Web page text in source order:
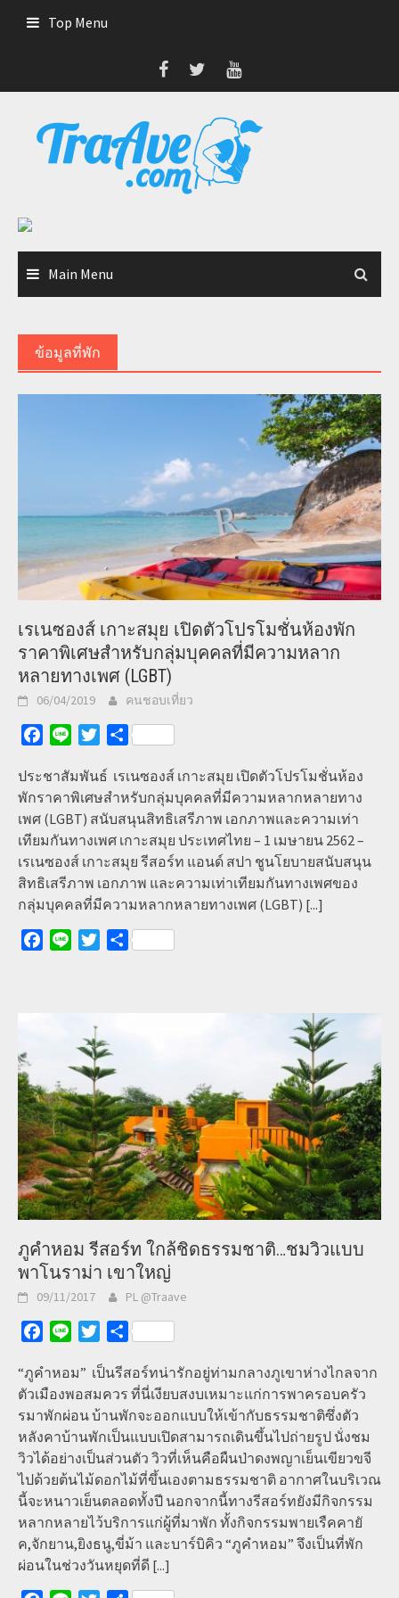
Top Menu
Main Menu
ข้อมูลที่พัก
เรเนซองส์ เกาะสมุย เปิดตัวโปรโมชั่นห้องพัก
ราคาพิเศษสำหรับกลุ่มบุคคลที่มีความหลาก
หลายทางเพศ (LGBT)
06/04/2019 คนชอบเที่ยว
Facebook
Line TwitterShare
ประชาสัมพันธ์ เรเนซองส์ เกาะสมุย เปิดตัวโปรโมชั่นห้อง
พักราคาพิเศษสำหรับกลุ่มบุคคลที่มีความหลากหลายทาง
เพศ (LGBT) สนับสนุนสิทธิเสรีภาพ เอกภาพและความเท่า
เทียมกันทางเพศ เกาะสมุย ประเทศไทย – 1 เมษายน 2562 –
เรเนซองส์ เกาะสมุย รีสอร์ท แอนด์ สปา ชูนโยบายสนับสนุน
สิทธิเสรีภาพ เอกภาพ และความเท่าเทียมกันทางเพศของ
กลุ่มบุคคลที่มีความหลากหลายทางเพศ (LGBT) [...]
Facebook
Line TwitterShare
ภูคำหอม รีสอร์ท ใกล้ชิดธรรมชาติ…ชมวิวแบบ
พาโนราม่า เขาใหญ่
09/11/2017 PL @Traave
Facebook
Line TwitterShare
“ภูคำหอม” เป็นรีสอร์ทน่ารักอยู่ท่ามกลางภูเขาห่างไกลจาก
ตัวเมืองพอสมควร ที่นี่เงียบสงบเหมาะแก่การพาครอบครัว
รมาพักผ่อน บ้านพักจะออกแบบให้เข้ากับธรรมชาติซึ่งตัว
หลังคาบ้านพักเป็นแบบเปิดสามารถเดินขึ้นไปถ่ายรูป นั่งชม
วิวได้อย่างเป็นส่วนตัว วิวที่เห็นคือผืนป่าดงพญาเย็นเขียวขจี
ไปด้วยต้นไม้ดอกไม้ที่ขึ้นเองตามธรรมชาติ อากาศในบริเวณ
นี้จะหนาวเย็นตลอดทั้งปี นอกจากนี้ทางรีสอร์ทยังมีกิจกรรม
หลากหลายไว้บริการแก่ผู้ที่มาพัก ทั้งกิจกรรมพายเรืคคายั
ค,จักยาน,ยิงธนู,ขี่ม้า และบาร์บิคิว “ภูคำหอม” จึงเป็นที่พัก
ผ่อนในช่วงวันหยุดที่ดี [...]